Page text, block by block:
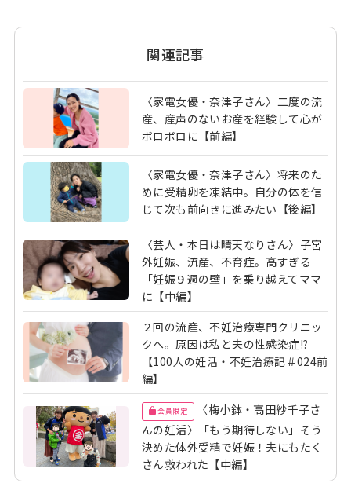
関連記事
〈家電女優・奈津子さん〉二度の流
産、産声のないお産を経験して心が
ボロボロに【前編】
〈家電女優・奈津子さん〉将来のた
めに受精卵を凍結中。自分の体を信
じて次も前向きに進みたい【後編】
〈芸人・本日は晴天なりさん〉子宮
外妊娠、流産、不育症。高すぎる
「妊娠９週の壁」を乗り越えてママ
に【中編】
２回の流産、不妊治療専門クリニッ
クへ。原因は私と夫の性感染症!?
【100人の妊活・不妊治療記＃024前
編】
会員限定
〈梅小鉢・高田紗千子さ
んの妊活〉「もう期待しない」そう
決めた体外受精で妊娠！夫にもたく
さん救われた【中編】